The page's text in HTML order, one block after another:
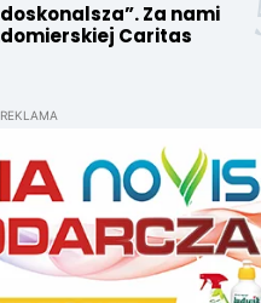
Za nami
Caritas
REKLAMA